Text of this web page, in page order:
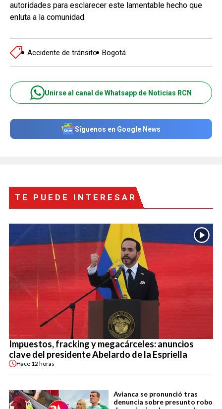
autoridades para esclarecer este lamentable hecho que
enluta a la comunidad.
Accidente de tránsito Bogotá
Unirse al canal de Whatsapp de Noticias RCN
Síguenos en Google News
TE PUEDE INTERESAR
Impuestos, fracking y megacárceles: anuncios
clave del presidente Abelardo de la Espriella
Hace 12 horas
Avianca se pronunció tras
denuncia sobre presunto robo